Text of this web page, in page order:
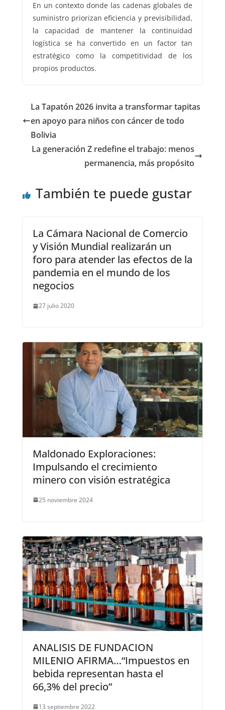
En un contexto donde las cadenas globales de
suministro priorizan eficiencia y previsibilidad,
la capacidad de mantener la continuidad
logística se ha convertido en un factor tan
estratégico como la competitividad de los
propios productos.
La Tapatón 2026 invita a transformar tapitas
en apoyo para niños con cáncer de todo
Bolivia
La generación Z redefine el trabajo: menos
permanencia, más propósito
También te puede gustar
La Cámara Nacional de Comercio
y Visión Mundial realizarán un
foro para atender las efectos de la
pandemia en el mundo de los
negocios
27 julio 2020
Maldonado Exploraciones:
Impulsando el crecimiento
minero con visión estratégica
25 noviembre 2024
ANALISIS DE FUNDACION
MILENIO AFIRMA…“Impuestos en
bebida representan hasta el
66,3% del precio”
13 septiembre 2022